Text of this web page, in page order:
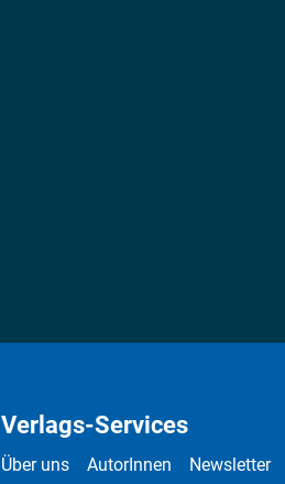
Verlags-Services
Über uns AutorInnen Newsletter